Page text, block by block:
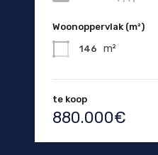
Woonoppervlak (m²)
146 m²
te koop
880.000€